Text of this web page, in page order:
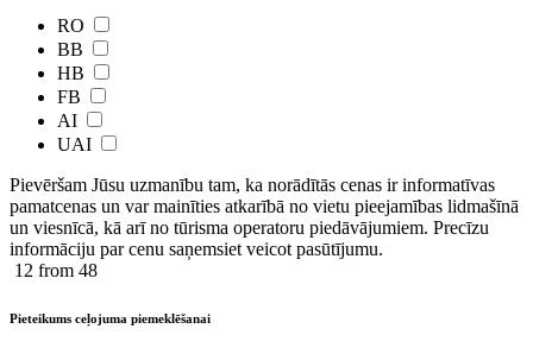
RO
BB
HB
FB
AI
UAI
Pievēršam Jūsu uzmanību tam, ka norādītās cenas ir ​informatīvas ​
pamatcenas un var mainīties atkarībā ​no ​vietu pieejamības lidmašīnā
un viesnīcā, kā arī no tūrisma operatoru piedāvājumiem. Precīzu
informāciju par cenu saņemsiet veicot pasūtījumu.
12 from 48
Pieteikums ceļojuma piemeklēšanai